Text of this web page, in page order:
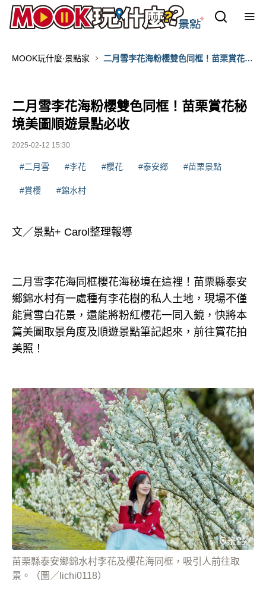
MOOK玩什麼‧景點家
二月雪李花海粉櫻雙色同框！苗栗賞花秘
二月雪李花海粉櫻雙色同框！苗栗賞花秘
境美圖順遊景點必收
2025-02-12 15:30
#二月雪 #李花 #櫻花 #泰安鄉 #苗栗景點
#賞櫻 #錦水村
文／景點+ Carol整理報導
二月雪李花海同框櫻花海秘境在這裡！苗栗縣泰安
鄉錦水村有一處種有李花樹的私人土地，現場不僅
能賞雪白花景，還能將粉紅櫻花一同入鏡，快將本
篇美圖取景角度及順遊景點筆記起來，前往賞花拍
美照！
苗栗縣泰安鄉錦水村李花及櫻花海同框，吸引人前往取
景。（圖／lichi0118）